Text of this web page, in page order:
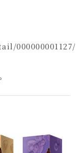
000000001127/